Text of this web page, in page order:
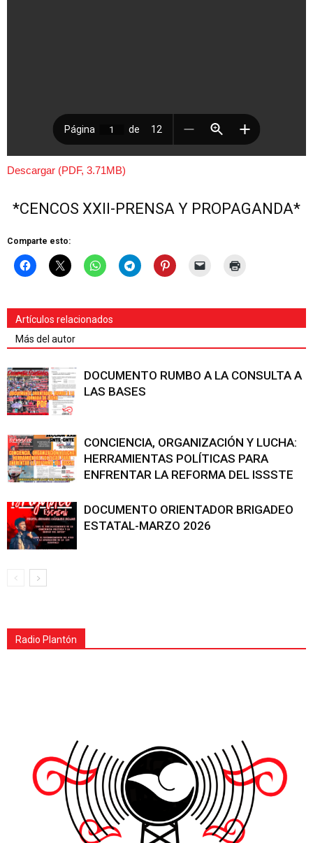
Descargar (PDF, 3.71MB)
*CENCOS XXII-PRENSA Y PROPAGANDA*
Comparte esto:
Artículos relacionados
Más del autor
DOCUMENTO RUMBO A LA CONSULTA A
LAS BASES
CONCIENCIA, ORGANIZACIÓN Y LUCHA:
HERRAMIENTAS POLÍTICAS PARA
ENFRENTAR LA REFORMA DEL ISSSTE
DOCUMENTO ORIENTADOR BRIGADEO
ESTATAL-MARZO 2026
Radio Plantón